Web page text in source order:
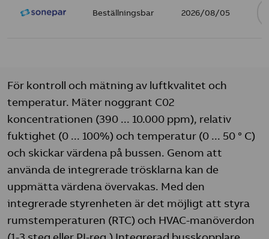
Beställningsbar 2026/08/05
För kontroll och mätning av luftkvalitet och
temperatur. Mäter noggrant C02
koncentrationen (390 ... 10.000 ppm), relativ
fuktighet (0 ... 100%) och temperatur (0 ... 50 ° C)
och skickar värdena på bussen. Genom att
använda de integrerade trösklarna kan de
uppmätta värdena övervakas. Med den
integrerade styrenheten är det möjligt att styra
rumstemperaturen (RTC) och HVAC-manöverdon